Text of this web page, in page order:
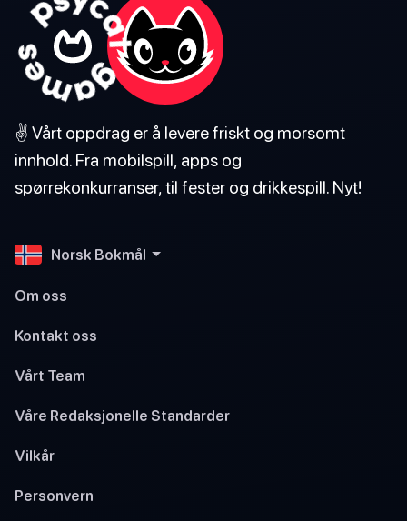
✌️ Vårt oppdrag er å levere friskt og morsomt
innhold. Fra mobilspill, apps og
spørrekonkurranser, til fester og drikkespill. Nyt!
Norsk Bokmål
Om oss
Kontakt oss
Vårt Team
Våre Redaksjonelle Standarder
Vilkår
Personvern